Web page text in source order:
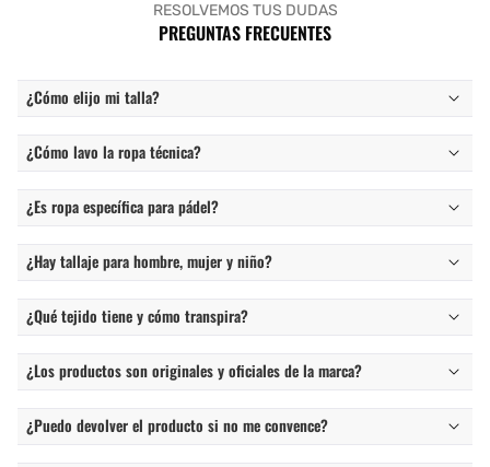
RESOLVEMOS TUS DUDAS
PREGUNTAS FRECUENTES
¿Cómo elijo mi talla?
¿Cómo lavo la ropa técnica?
¿Es ropa específica para pádel?
¿Hay tallaje para hombre, mujer y niño?
¿Qué tejido tiene y cómo transpira?
¿Los productos son originales y oficiales de la marca?
¿Puedo devolver el producto si no me convence?